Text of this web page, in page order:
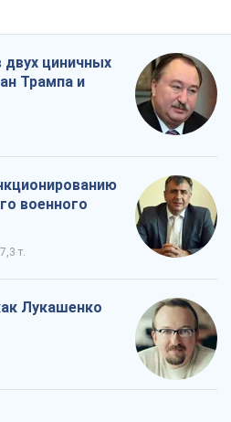
двух циничных
Трампа и
военного
7,3 т.
Лукашенко